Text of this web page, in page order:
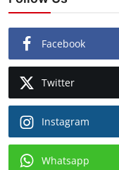
Facebook
Twitter
Instagram
Whatsapp